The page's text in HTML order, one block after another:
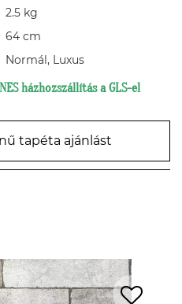
2.5 kg
64 cm
Normál, Luxus
házhozszállítás a GLS-el
tapéta ajánlást